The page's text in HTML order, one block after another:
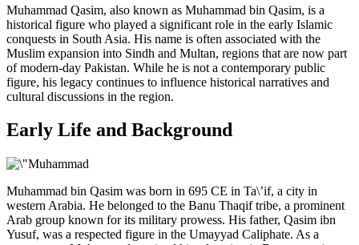
Muhammad Qasim, also known as Muhammad bin Qasim, is a
historical figure who played a significant role in the early Islamic
conquests in South Asia. His name is often associated with the
Muslim expansion into Sindh and Multan, regions that are now part
of modern-day Pakistan. While he is not a contemporary public
figure, his legacy continues to influence historical narratives and
cultural discussions in the region.
Early Life and Background
Muhammad bin Qasim was born in 695 CE in Ta\’if, a city in
western Arabia. He belonged to the Banu Thaqif tribe, a prominent
Arab group known for its military prowess. His father, Qasim ibn
Yusuf, was a respected figure in the Umayyad Caliphate. As a